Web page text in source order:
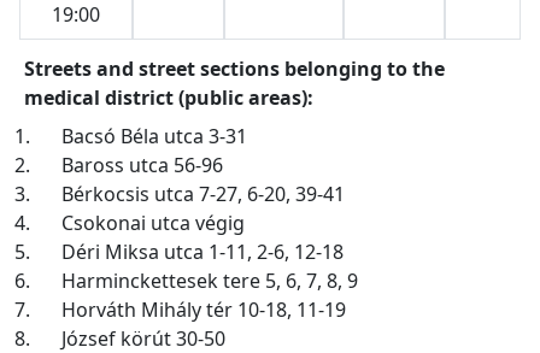
19:00
Streets and street sections belonging to the
medical district (public areas):
1.
Bacsó Béla utca 3-31
2.
Baross utca 56-96
3.
Bérkocsis utca 7-27, 6-20, 39-41
4.
Csokonai utca végig
5.
Déri Miksa utca 1-11, 2-6, 12-18
6.
Harminckettesek tere 5, 6, 7, 8, 9
7.
Horváth Mihály tér 10-18, 11-19
8.
József körút 30-50